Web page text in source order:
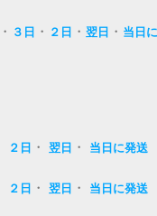
・ ３日 ・ ２日 ・ 翌日 ・ 当日
２日 ・ 翌日 ・ 当日に発送
２日 ・ 翌日 ・ 当日に発送